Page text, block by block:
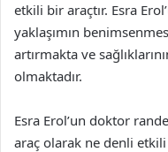
etkili bir araçtır. Esra
yaklaşımın
artırmakta ve
olmaktadır.
Esra Erol’un doktor
araç olarak ne denli